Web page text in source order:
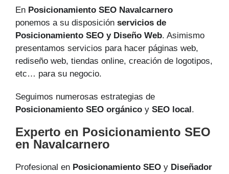
En Posicionamiento SEO Navalcarnero
ponemos a su disposición servicios de
Posicionamiento SEO y Diseño Web. Asimismo
presentamos servicios para hacer páginas web,
rediseño web, tiendas online, creación de logotipos,
etc… para su negocio.
Seguimos numerosas estrategias de
Posicionamiento SEO orgánico y SEO local .
Experto en Posicionamiento SEO
en Navalcarnero
Profesional en Posicionamiento SEO y Diseñador